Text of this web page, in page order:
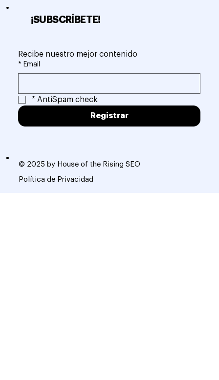
© 2025 by House of the Rising SEO
Política de Privacidad
¡SUBSCRÍBETE!
Recibe nuestro mejor contenido
* Email
* AntiSpam check
Registrar